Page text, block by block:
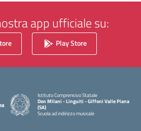
app ufficiale su:
Play Store
Istituto Comprensivo Statale
Don Milani - Linguiti - Giffoni Valle Piana
(SA)
Scuola ad indirizzo musicale